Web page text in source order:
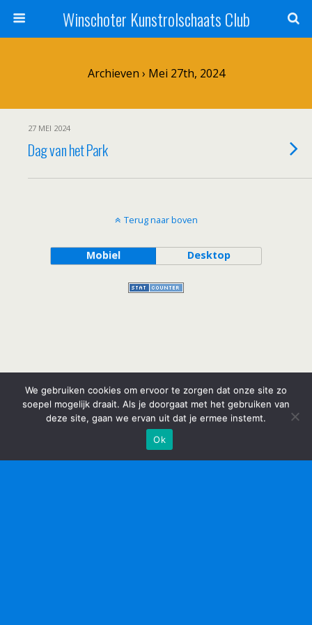
Winschoter Kunstrolschaats Club
Archieven › Mei 27th, 2024
27 MEI 2024
Dag van het Park
Terug naar boven
Mobiel Desktop
We gebruiken cookies om ervoor te zorgen dat onze site zo
soepel mogelijk draait. Als je doorgaat met het gebruiken van
deze site, gaan we ervan uit dat je ermee instemt.
Ok